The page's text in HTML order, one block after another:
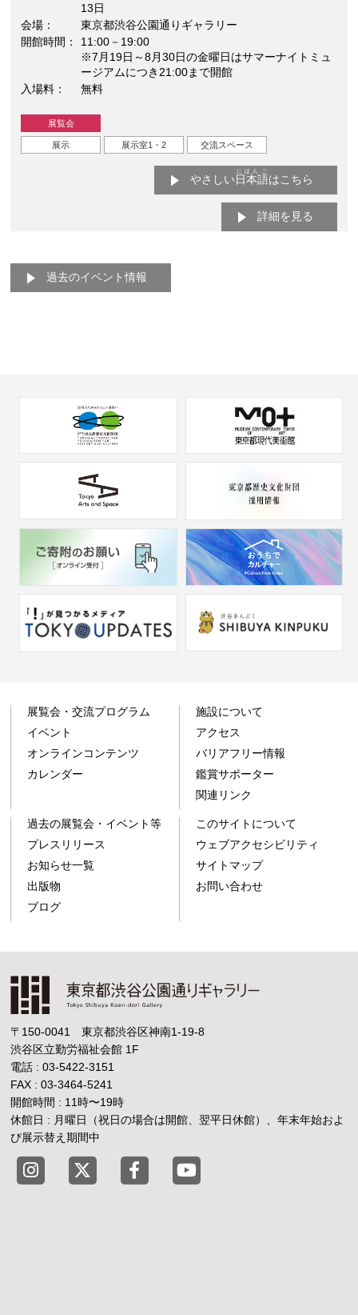
13日
会場
東京都渋谷公園通りギャラリー
開館時間
11:00－19:00
※7月19日～8月30日の金曜日はサマーナイトミュ
ージアムにつき21:00まで開館
入場料
無料
展覧会
展示 展示室1・2 交流スペース
やさしい 日本語
にほんご
はこちら
詳細を見る
過去のイベント情報
展覧会・交流プログラム
イベント
オンラインコンテンツ
カレンダー
施設について
アクセス
バリアフリー情報
鑑賞サポーター
関連リンク
過去の展覧会・イベント等
プレスリリース
お知らせ一覧
出版物
ブログ
このサイトについて
ウェブアクセシビリティ
サイトマップ
お問い合わせ
〒150-0041 東京都渋谷区神南1-19-8
渋谷区立勤労福祉会館 1F
電話 : 03-5422-3151
FAX : 03-3464-5241
開館時間 : 11時〜19時
休館日 : 月曜日（祝日の場合は開館、翌平日休館）、年末年始およ
び展示替え期間中
東京都渋谷公園通りギャラリー X
東京都渋谷公園通りギャラリー
東京都渋谷公園通りギャ